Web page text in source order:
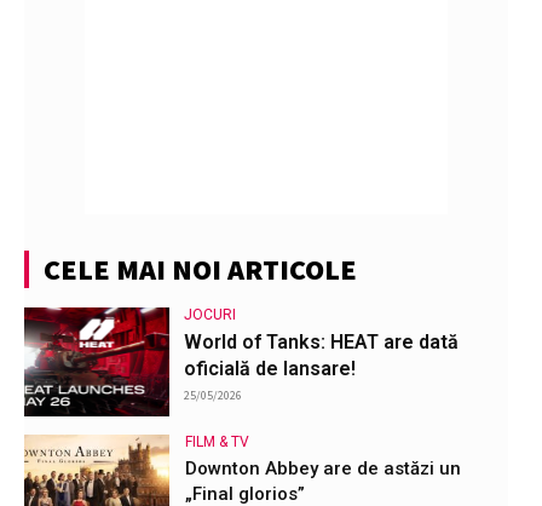
CELE MAI NOI ARTICOLE
JOCURI
World of Tanks: HEAT are dată
oficială de lansare!
25/05/2026
FILM & TV
Downton Abbey are de astăzi un
„Final glorios”